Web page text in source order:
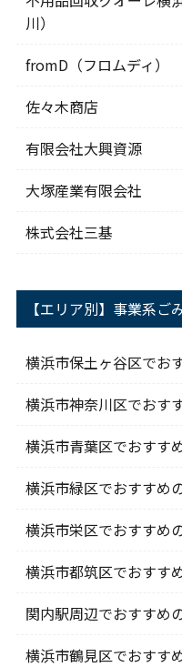
川）
fromD（フロムディ）
佐々木商店
有限会社大興資源
大塚産業有限会社
株式会社三基
【エリア別】事業系ご
横浜市保土ヶ谷区でお
横浜市神奈川区でおす
横浜市青葉区でおすす
横浜市緑区でおすすめ
横浜市栄区でおすすめ
横浜市都筑区でおすす
関内駅周辺でおすすめ
横浜市鶴見区でおすす